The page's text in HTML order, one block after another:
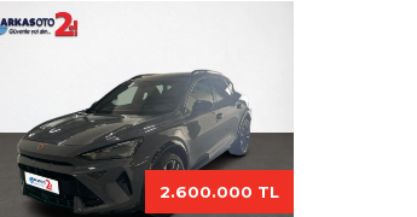
2.600.000 TL